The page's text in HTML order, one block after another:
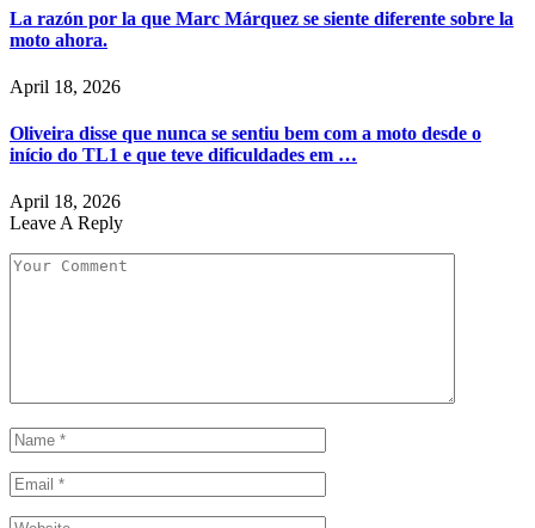
La razón por la que Marc Márquez se siente diferente sobre la
moto ahora.
April 18, 2026
Oliveira disse que nunca se sentiu bem com a moto desde o
início do TL1 e que teve dificuldades em …
April 18, 2026
Leave A Reply